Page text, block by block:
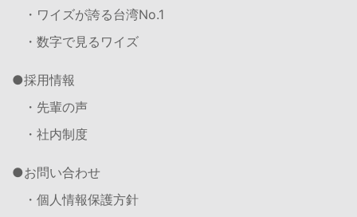
・ワイズが誇る台湾No.1
・数字で見るワイズ
採用情報
・先輩の声
・社内制度
お問い合わせ
・個人情報保護方針